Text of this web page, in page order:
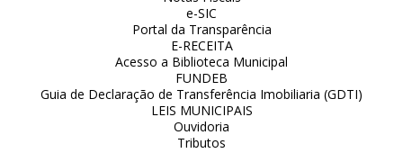
e-SIC
Portal da Transparência
E-RECEITA
Acesso a Biblioteca Municipal
FUNDEB
Guia de Declaração de Transferência Imobiliaria (GDTI)
LEIS MUNICIPAIS
Ouvidoria
Tributos